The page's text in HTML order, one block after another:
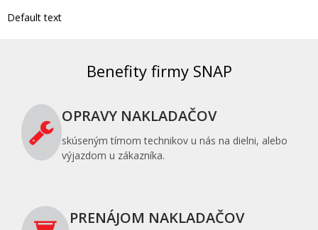
Default text
Benefity firmy SNAP
OPRAVY NAKLADAČOV
skúseným tímom technikov u nás na dielni, alebo
výjazdom u zákazníka.
PRENÁJOM NAKLADAČOV